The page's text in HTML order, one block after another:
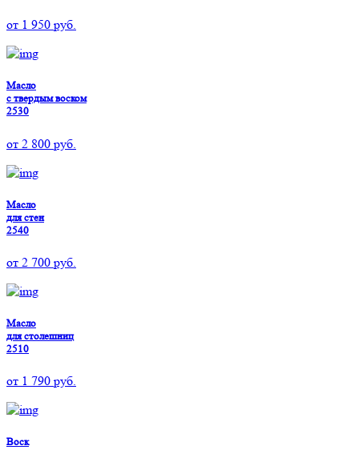
от 1 950 руб.
Масло
с твердым воском
2530
от 2 800 руб.
Масло
для стен
2540
от 2 700 руб.
Масло
для столешниц
2510
от 1 790 руб.
Воск